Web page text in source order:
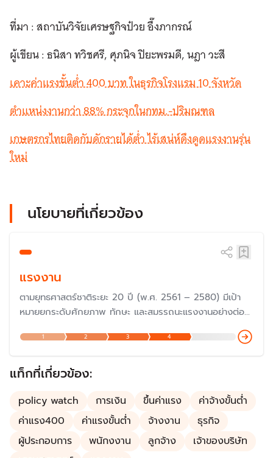
ที่มา : สถาบันวิจัยเศรษฐกิจป๋วยอึ๊งภากรณ์
ผู้เขียน : ธนิสา ทวิชศรี, ศุภนิจ ปิยะพรมดี, นฎา วะสี
เคาะค่าแรงขั้นต่ำ 400 บาท ในธุรกิจโรงแรม 10 จังหวัด
ตำแหน่งงานกว่า 88% กระจุกในกทม.-ปริมณฑล
เกษตรกรไทยติดกับดักรายได้ต่ำ ไร้เสน่ห์ดึงดูดแรงงานรุ่น
ใหม่
นโยบายที่เกี่ยวข้อง
แรงงาน
ตามยุทธศาสตร์ชาติระยะ 20 ปี (พ.ศ. 2561 – 2580) มีเป้า
หมายยกระดับศักยภาพ ทักษะ และสมรรถนะแรงงานอย่างต่อ
ทำงานตามหลักการทำงานที่มีคุณค่าเพื่อสร้างผลิตภาพเพิ่มให้
กับประเทศ
1 2 3 4
แท็กที่เกี่ยวข้อง:
policy watch การเงิน ขึ้นค่าแรง
ค่าจ้างขั้นต่ำ
ค่าแรง400
ค่าแรงขั้นต่ำ จ้างงาน
ธุรกิจ
ผู้ประกอบการ
พนักงงาน ลูกจ้าง
เจ้าของบริษัท